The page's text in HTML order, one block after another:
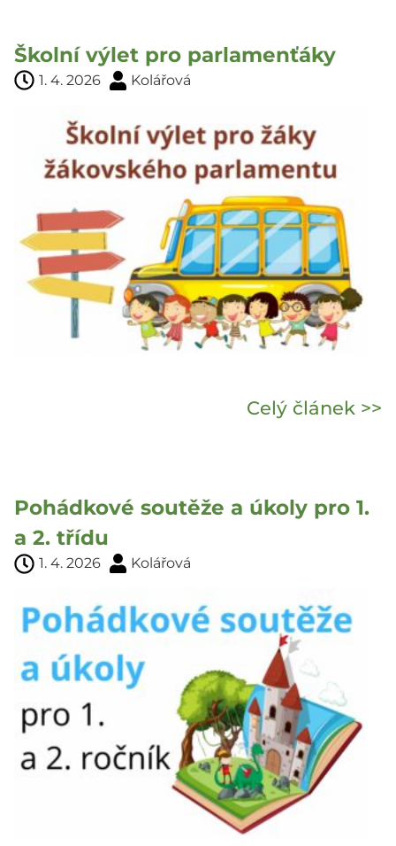
Školní výlet pro parlamenťáky
1. 4. 2026 Kolářová
Celý článek >>
Pohádkové soutěže a úkoly pro 1.
a 2. třídu
1. 4. 2026 Kolářová